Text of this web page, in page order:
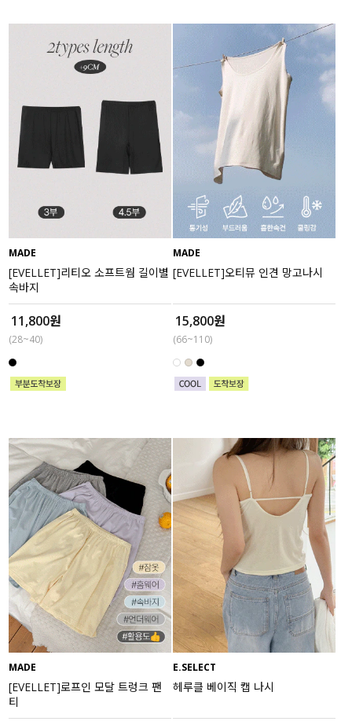
MADE
[EVELLET]리티오 소프트웜 길이별
속바지
11,800원
(28~40)
MADE
[EVELLET]오티뮤 인견 망고나시
15,800원
(66~110)
MADE
[EVELLET]로프인 모달 트렁크 팬
티
E.SELECT
헤루클 베이직 캡 나시